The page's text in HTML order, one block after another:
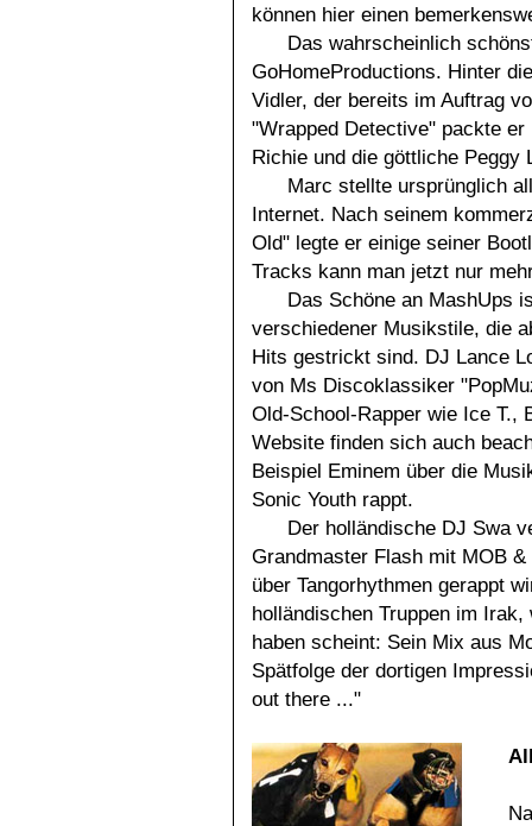
können hier einen
Das wahrscheinlich
GoHomeProductions. Hinter
Vidler, der bereits im Auftrag
"Wrapped Detective" packte
Richie und die göttliche Peggy
Marc stellte ursprünglich
Internet. Nach seinem
Old" legte er einige seiner
Tracks kann man jetzt nur
Das Schöne an MashUps
verschiedener Musikstile, die
Hits gestrickt sind. DJ Lance
von Ms Discoklassiker
Old-School-Rapper wie Ice T.,
Website finden sich auch
Beispiel Eminem über die
Sonic Youth rappt.
Der holländische DJ Swa
Grandmaster Flash mit MOB
über Tangorhythmen gerappt
holländischen Truppen im
haben scheint: Sein Mix aus
Spätfolge der dortigen
out there ..."